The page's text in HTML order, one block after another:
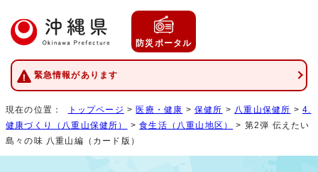
防災ポータル
緊急情報があります
現在の位置： トップページ >医療・健康 >保健所 > 八重山保健所 >4.
健康づくり（八重山保健所）
>食生活（八重山地区）
> 第2弾 伝えたい
島々の味 八重山編（カード版）